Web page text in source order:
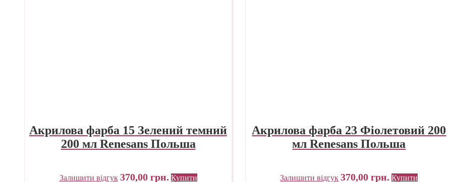
Акрилова фарба 15 Зелений темний
200 мл Renesans Польша
Залишити відгук 370,00 грн. Купити
Акрилова фарба 23 Фіолетовий 200
мл Renesans Польша
Залишити відгук 370,00грн. Купити